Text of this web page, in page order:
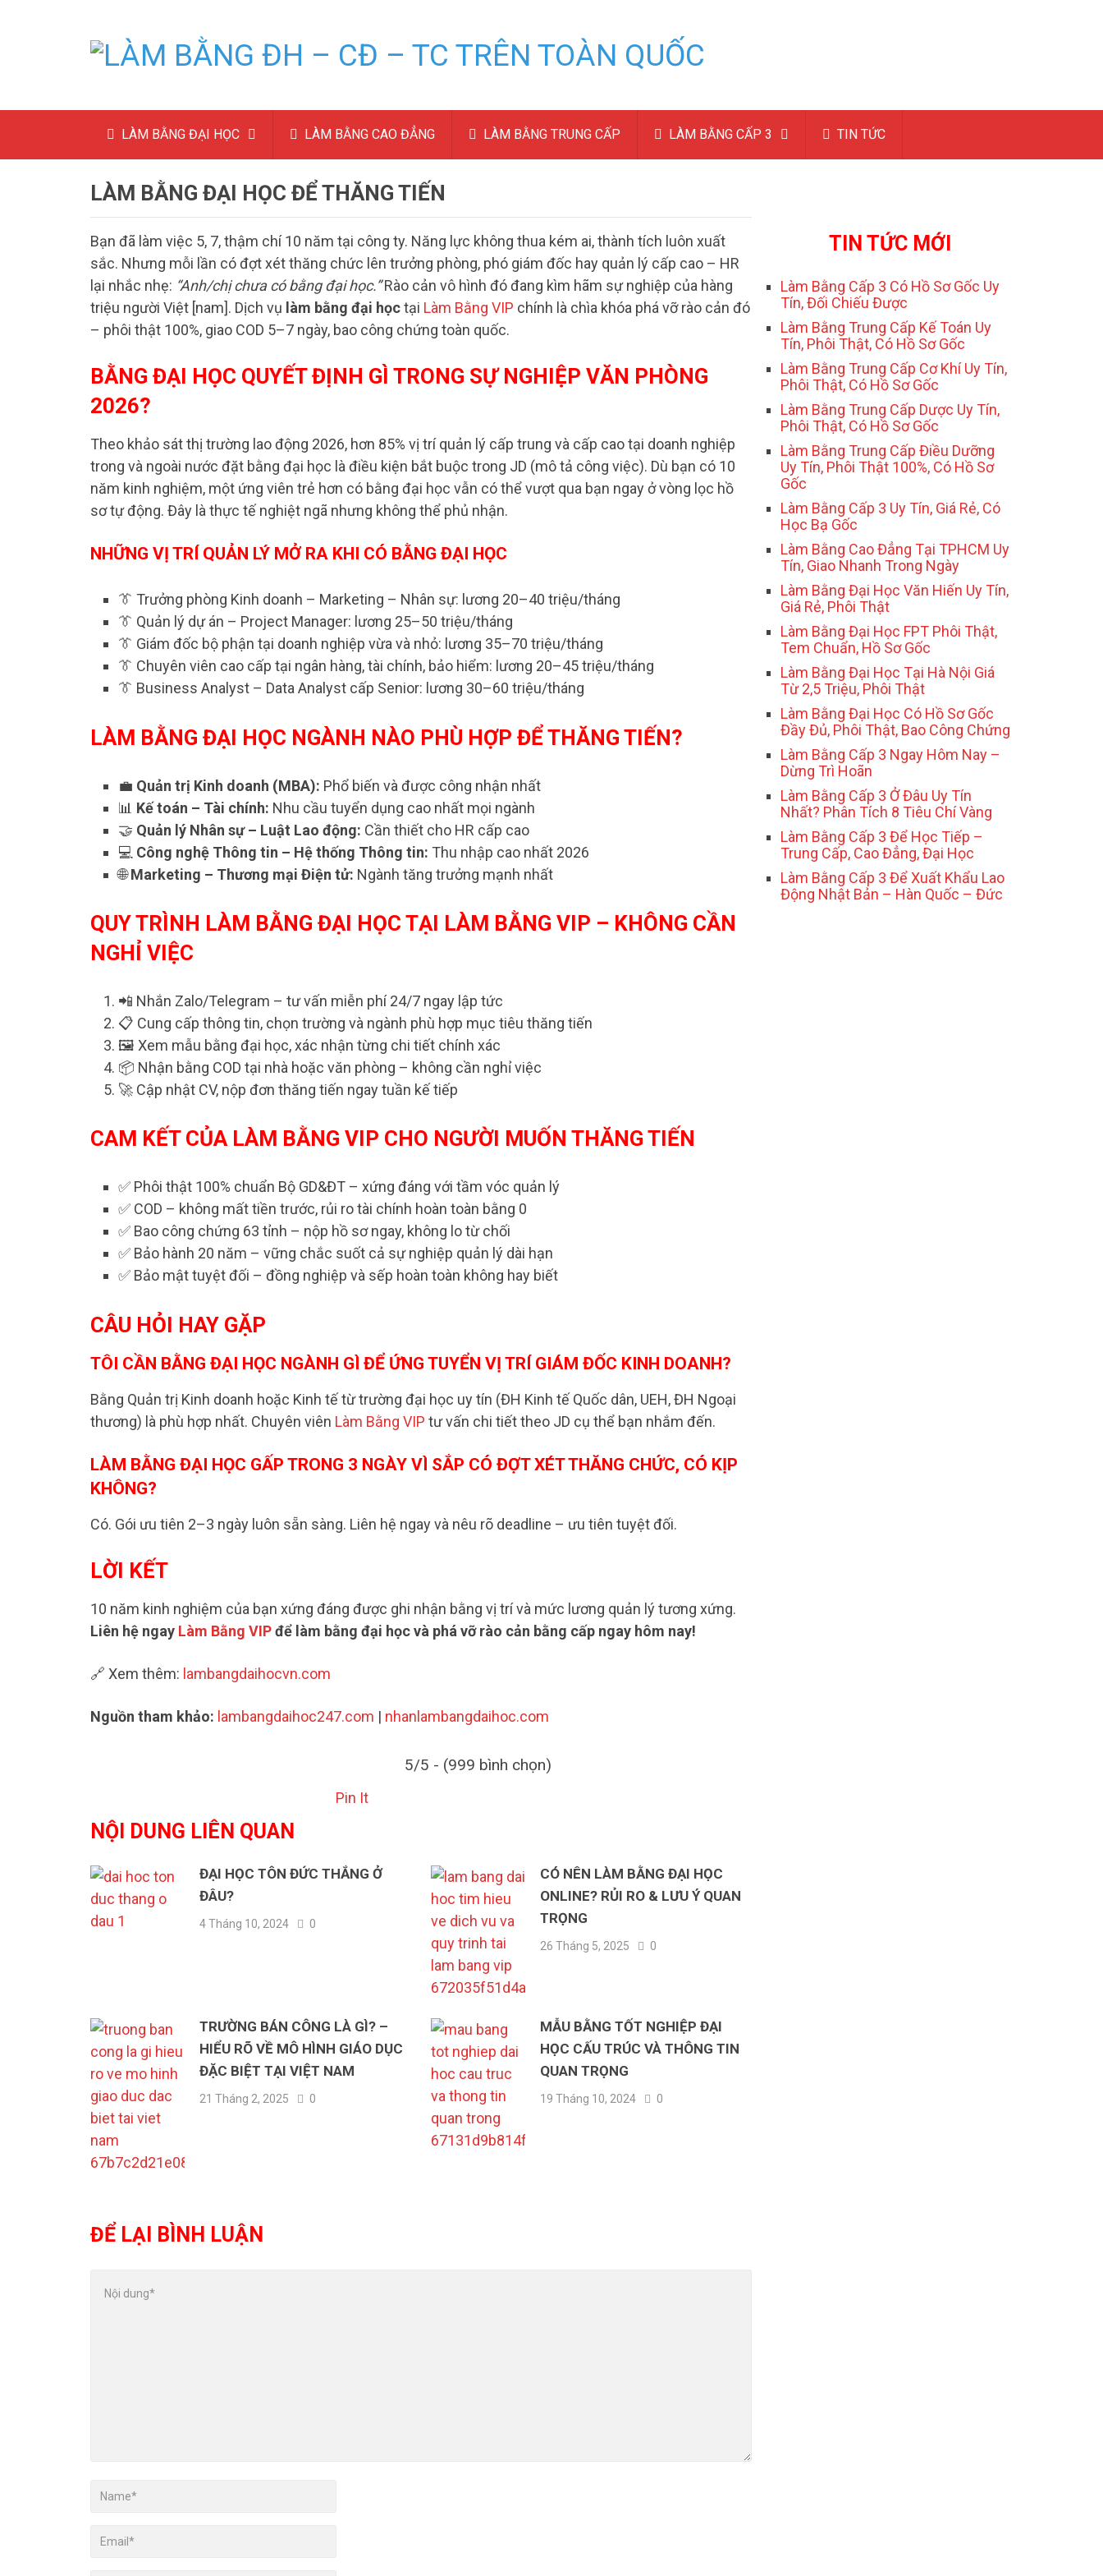
LÀM BẰNG ĐẠI HỌC LÀM BẰNG CAO ĐẲNG LÀM BẰNG TRUNG CẤP LÀM BẰNG CẤP 3 TIN TỨC
LÀM BẰNG ĐẠI HỌC ĐỂ THĂNG TIẾN
Bạn đã làm việc 5, 7, thậm chí 10 năm tại công ty. Năng lực không thua kém ai, thành tích luôn xuất
sắc. Nhưng mỗi lần có đợt xét thăng chức lên trưởng phòng, phó giám đốc hay quản lý cấp cao – HR
lại nhắc nhẹ: “Anh/chị chưa có bằng đại học.”Rào cản vô hình đó đang kìm hãm sự nghiệp của hàng
triệu người Việt [nam]. Dịch vụ làm bằng đại họctại Làm Bằng VIP chính là chìa khóa phá vỡ rào cản đó
– phôi thật 100%, giao COD 5–7 ngày, bao công chứng toàn quốc.
BẰNG ĐẠI HỌC QUYẾT ĐỊNH GÌ TRONG SỰ NGHIỆP VĂN PHÒNG
2026?
Theo khảo sát thị trường lao động 2026, hơn 85% vị trí quản lý cấp trung và cấp cao tại doanh nghiệp
trong và ngoài nước đặt bằng đại học là điều kiện bắt buộc trong JD (mô tả công việc). Dù bạn có 10
năm kinh nghiệm, một ứng viên trẻ hơn có bằng đại học vẫn có thể vượt qua bạn ngay ở vòng lọc hồ
sơ tự động. Đây là thực tế nghiệt ngã nhưng không thể phủ nhận.
NHỮNG VỊ TRÍ QUẢN LÝ MỞ RA KHI CÓ BẰNG ĐẠI HỌC
👔 Trưởng phòng Kinh doanh – Marketing – Nhân sự: lương 20–40 triệu/tháng
👔 Quản lý dự án – Project Manager: lương 25–50 triệu/tháng
👔 Giám đốc bộ phận tại doanh nghiệp vừa và nhỏ: lương 35–70 triệu/tháng
👔 Chuyên viên cao cấp tại ngân hàng, tài chính, bảo hiểm: lương 20–45 triệu/tháng
👔 Business Analyst – Data Analyst cấp Senior: lương 30–60 triệu/tháng
LÀM BẰNG ĐẠI HỌC NGÀNH NÀO PHÙ HỢP ĐỂ THĂNG TIẾN?
💼 Quản trị Kinh doanh (MBA): Phổ biến và được công nhận nhất
📊 Kế toán – Tài chính: Nhu cầu tuyển dụng cao nhất mọi ngành
🤝 Quản lý Nhân sự – Luật Lao động: Cần thiết cho HR cấp cao
💻 Công nghệ Thông tin – Hệ thống Thông tin: Thu nhập cao nhất 2026
🌐Marketing – Thương mại Điện tử: Ngành tăng trưởng mạnh nhất
QUY TRÌNH LÀM BẰNG ĐẠI HỌC TẠI LÀM BẰNG VIP – KHÔNG CẦN
NGHỈ VIỆC
📲 Nhắn Zalo/Telegram – tư vấn miễn phí 24/7 ngay lập tức
📋 Cung cấp thông tin, chọn trường và ngành phù hợp mục tiêu thăng tiến
🖼️ Xem mẫu bằng đại học, xác nhận từng chi tiết chính xác
📦 Nhận bằng COD tại nhà hoặc văn phòng – không cần nghỉ việc
🚀 Cập nhật CV, nộp đơn thăng tiến ngay tuần kế tiếp
CAM KẾT CỦA LÀM BẰNG VIP CHO NGƯỜI MUỐN THĂNG TIẾN
✅ Phôi thật 100% chuẩn Bộ GD&ĐT – xứng đáng với tầm vóc quản lý
✅ COD – không mất tiền trước, rủi ro tài chính hoàn toàn bằng 0
✅ Bao công chứng 63 tỉnh – nộp hồ sơ ngay, không lo từ chối
✅ Bảo hành 20 năm – vững chắc suốt cả sự nghiệp quản lý dài hạn
✅ Bảo mật tuyệt đối – đồng nghiệp và sếp hoàn toàn không hay biết
CÂU HỎI HAY GẶP
TÔI CẦN BẰNG ĐẠI HỌC NGÀNH GÌ ĐỂ ỨNG TUYỂN VỊ TRÍ GIÁM ĐỐC KINH DOANH?
Bằng Quản trị Kinh doanh hoặc Kinh tế từ trường đại học uy tín (ĐH Kinh tế Quốc dân, UEH, ĐH Ngoại
thương) là phù hợp nhất. Chuyên viên Làm Bằng VIP tư vấn chi tiết theo JD cụ thể bạn nhắm đến.
LÀM BẰNG ĐẠI HỌC GẤP TRONG 3 NGÀY VÌ SẮP CÓ ĐỢT XÉT THĂNG CHỨC, CÓ KỊP
KHÔNG?
Có. Gói ưu tiên 2–3 ngày luôn sẵn sàng. Liên hệ ngay và nêu rõ deadline – ưu tiên tuyệt đối.
LỜI KẾT
10 năm kinh nghiệm của bạn xứng đáng được ghi nhận bằng vị trí và mức lương quản lý tương xứng.
Liên hệ ngay Làm Bằng VIPđể làm bằng đại học và phá vỡ rào cản bằng cấp ngay hôm nay!
🔗 Xem thêm: lambangdaihocvn.com
Nguồn tham khảo: lambangdaihoc247.com | nhanlambangdaihoc.com
5/5 - (999 bình chọn)
Pin It
NỘI DUNG LIÊN QUAN
ĐẠI HỌC TÔN ĐỨC THẮNG Ở
ĐÂU?
4 Tháng 10, 2024 0
CÓ NÊN LÀM BẰNG ĐẠI HỌC
ONLINE? RỦI RO & LƯU Ý QUAN
TRỌNG
26 Tháng 5, 2025 0
TRƯỜNG BÁN CÔNG LÀ GÌ? –
HIỂU RÕ VỀ MÔ HÌNH GIÁO DỤC
ĐẶC BIỆT TẠI VIỆT NAM
21 Tháng 2, 2025 0
MẪU BẰNG TỐT NGHIỆP ĐẠI
HỌC CẤU TRÚC VÀ THÔNG TIN
QUAN TRỌNG
19 Tháng 10, 2024 0
ĐỂ LẠI BÌNH LUẬN
TIN TỨC MỚI
Làm Bằng Cấp 3 Có Hồ Sơ Gốc Uy
Tín, Đối Chiếu Được
Làm Bằng Trung Cấp Kế Toán Uy
Tín, Phôi Thật, Có Hồ Sơ Gốc
Làm Bằng Trung Cấp Cơ Khí Uy Tín,
Phôi Thật, Có Hồ Sơ Gốc
Làm Bằng Trung Cấp Dược Uy Tín,
Phôi Thật, Có Hồ Sơ Gốc
Làm Bằng Trung Cấp Điều Dưỡng
Uy Tín, Phôi Thật 100%, Có Hồ Sơ
Gốc
Làm Bằng Cấp 3 Uy Tín, Giá Rẻ, Có
Học Bạ Gốc
Làm Bằng Cao Đẳng Tại TPHCM Uy
Tín, Giao Nhanh Trong Ngày
Làm Bằng Đại Học Văn Hiến Uy Tín,
Giá Rẻ, Phôi Thật
Làm Bằng Đại Học FPT Phôi Thật,
Tem Chuẩn, Hồ Sơ Gốc
Làm Bằng Đại Học Tại Hà Nội Giá
Từ 2,5 Triệu, Phôi Thật
Làm Bằng Đại Học Có Hồ Sơ Gốc
Đầy Đủ, Phôi Thật, Bao Công Chứng
Làm Bằng Cấp 3 Ngay Hôm Nay –
Dừng Trì Hoãn
Làm Bằng Cấp 3 Ở Đâu Uy Tín
Nhất? Phân Tích 8 Tiêu Chí Vàng
Làm Bằng Cấp 3 Để Học Tiếp –
Trung Cấp, Cao Đẳng, Đại Học
Làm Bằng Cấp 3 Để Xuất Khẩu Lao
Động Nhật Bản – Hàn Quốc – Đức